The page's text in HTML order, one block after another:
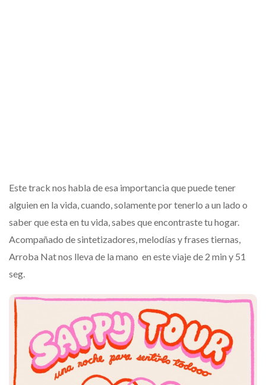
Este track nos habla de esa importancia que puede tener
alguien en la vida, cuando, solamente por tenerlo a un lado o
saber que esta en tu vida, sabes que encontraste tu hogar.
Acompañado de sintetizadores, melodías y frases tiernas,
Arroba Nat nos lleva de la mano en este viaje de 2 min y 51
seg.